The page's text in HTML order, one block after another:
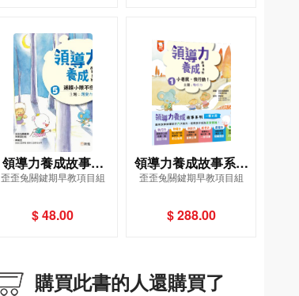
領導力養成故事系
列：#5迷路小隊不慌
力）
歪歪兔關鍵期早教項目組
$ 48.00
領導力養成故事系列
套裝（一套6冊）
歪歪兔關鍵期早教項目組
$ 288.00
購買此書的人還購買了